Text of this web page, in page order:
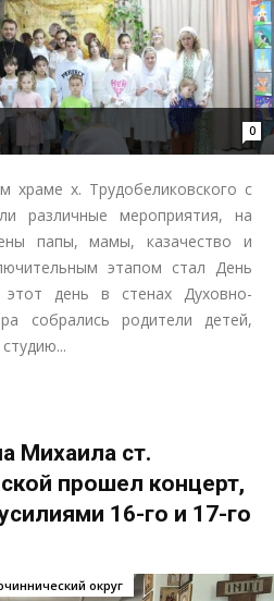
0
храме х. Трудобеликовского с
различные мероприятия, на
папы, мамы, казачество и
этапом стал День
день в стенах Духовно-
собрались родители детей,
Михаила ст.
прошел концерт,
16-го и 17-го
округ